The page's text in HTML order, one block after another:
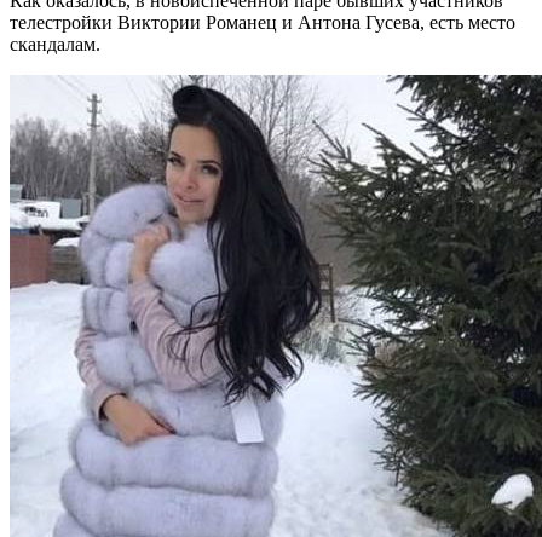
телестройки Виктории Романец и Антона Гусева, есть место
скандалам.